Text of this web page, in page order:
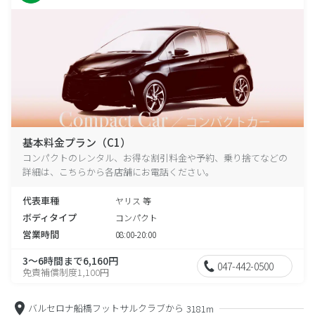
基本料金プラン（C1）
コンパクトのレンタル、お得な割引料金や予約、乗り捨てなどの
詳細は、こちらから各店舗にお電話ください。
代表車種 ヤリス 等
ボディタイプ コンパクト
営業時間 08:00-20:00
3～6時間まで6,160円
免責補償制度1,100円 047-442-0500
バルセロナ船橋フットサルクラブから 3181m